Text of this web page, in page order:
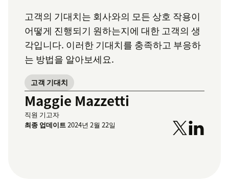
고객의 기대치는 회사와의 모든 상호 작용이
어떻게 진행되기 원하는지에 대한 고객의 생
각입니다. 이러한 기대치를 충족하고 부응하
는 방법을 알아보세요.
고객 기대치
Maggie Mazzetti
직원 기고자
최종 업데이트2024년 2월 22일